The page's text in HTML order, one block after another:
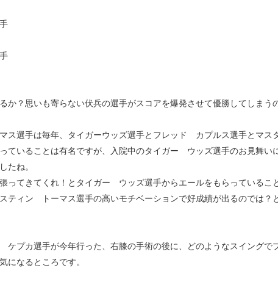
か？思いも寄らない伏兵の選手がスコアを爆発させて優勝してしまう
選手は毎年、タイガーウッズ選手とフレッド カプルス選手とマス
ていることは有名ですが、入院中のタイガー ウッズ選手のお見舞い
たね。
ってきてくれ！とタイガー ウッズ選手からエールをもらっているこ
ティン トーマス選手の高いモチベーションで好成績が出るのでは？
プカ選手が今年行った、右膝の手術の後に、どのようなスイングで
になるところです。